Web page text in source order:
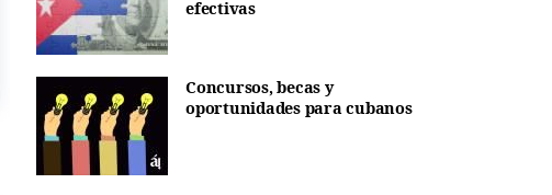
efectivas
Concursos, becas y
oportunidades para cubanos